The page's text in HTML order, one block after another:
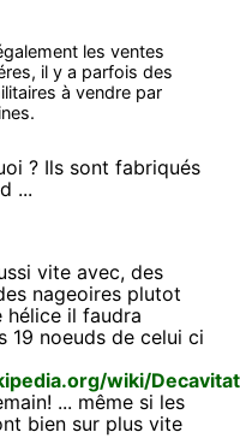
les ventes
il y a parfois des
à vendre par
? Ils sont fabriqués
...
vite avec, des
nageoires plutot
hélice il faudra
19 noeuds de celui ci
wiki/
... même si les
bien sur plus vite